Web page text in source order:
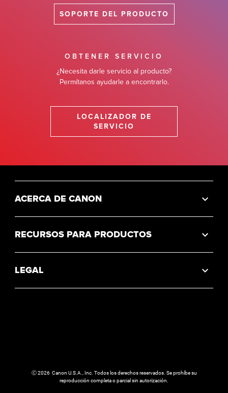
SOPORTE DEL PRODUCTO
OBTENER SERVICIO
¿Necesita darle servicio al producto?
Permítanos ayudarle a encontrarlo.
LOCALIZADOR DE
SERVICIO
ACERCA DE CANON
RECURSOS PARA PRODUCTOS
LEGAL
Ⓒ2026 Canon U.S.A., Inc. Todos los derechos reservados. Se prohíbe su
reproducción completa o parcial sin autorización.